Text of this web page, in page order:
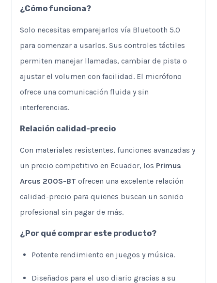
¿Cómo funciona?
Solo necesitas emparejarlos vía Bluetooth 5.0
para comenzar a usarlos. Sus controles táctiles
permiten manejar llamadas, cambiar de pista o
ajustar el volumen con facilidad. El micrófono
ofrece una comunicación fluida y sin
interferencias.
Relación calidad-precio
Con materiales resistentes, funciones avanzadas y
un precio competitivo en Ecuador, los Primus
Arcus 200S-BT ofrecen una excelente relación
calidad-precio para quienes buscan un sonido
profesional sin pagar de más.
¿Por qué comprar este producto?
Potente rendimiento en juegos y música.
Diseñados para el uso diario gracias a su